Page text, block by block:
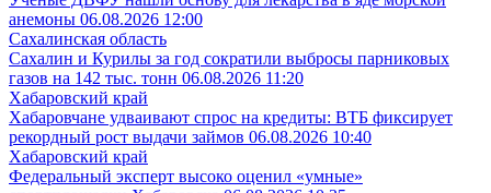
анемоны 06.08.2026 12:00
Сахалинская область
Сахалин и Курилы за год сократили выбросы парниковых
газов на 142 тыс. тонн 06.08.2026 11:20
Хабаровский край
Хабаровчане удваивают спрос на кредиты: ВТБ фиксирует
рекордный рост выдачи займов 06.08.2026 10:40
Хабаровский край
Федеральный эксперт высоко оценил «умные»